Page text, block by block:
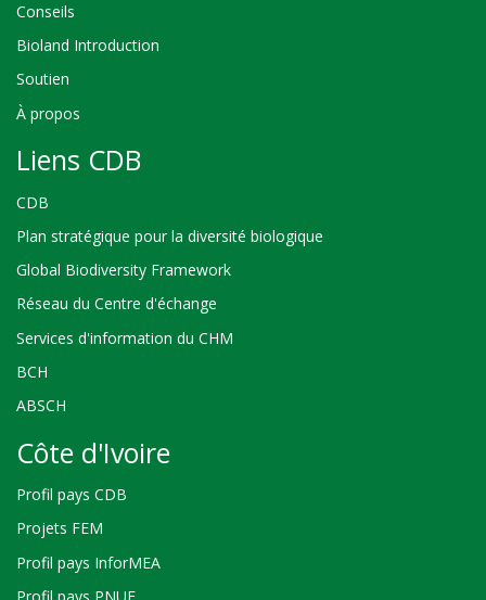
Conseils
Bioland Introduction
Soutien
À propos
Liens CDB
CDB
Plan stratégique pour la diversité biologique
Global Biodiversity Framework
Réseau du Centre d'échange
Services d'information du CHM
BCH
ABSCH
Côte d'Ivoire
Profil pays CDB
Projets FEM
Profil pays InforMEA